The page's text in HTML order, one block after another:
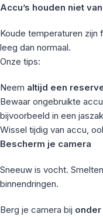
Accu’s houden niet
Koude temperaturen zijn
leeg dan normaal.
Onze tips:
Neem altijd een
Bewaar ongebruikte
bijvoorbeeld in een jaszak
Wissel tijdig van accu,
Bescherm je camera
Sneeuw is vocht.
binnendringen.
Berg je camera bij onder